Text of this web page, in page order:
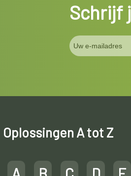
Schrijf
Oplossingen A tot Z